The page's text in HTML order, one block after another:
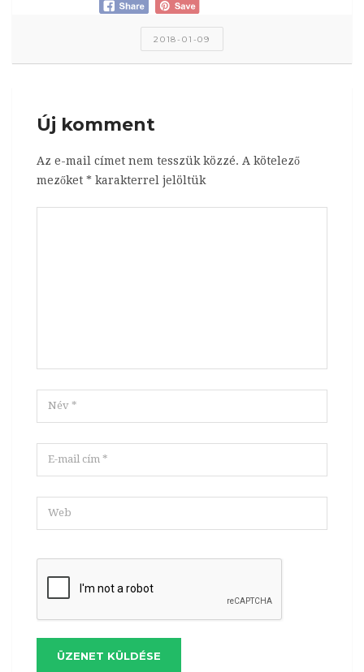
2018-01-09
Új komment
Az e-mail címet nem tesszük közzé. A kötelező
mezőket * karakterrel jelöltük
ÜZENET KÜLDÉSE